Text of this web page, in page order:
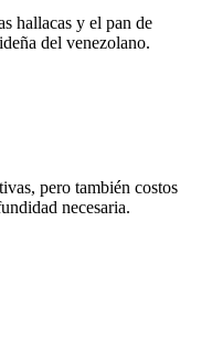
hallacas y el pan de
del venezolano.
pero también costos
necesaria.